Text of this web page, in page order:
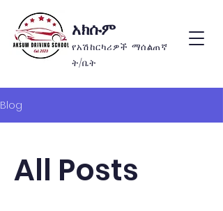
አክሱም
የአሽከርካሪዎች ማሰልጠኛ
ት/ቤት
Blog
All Posts